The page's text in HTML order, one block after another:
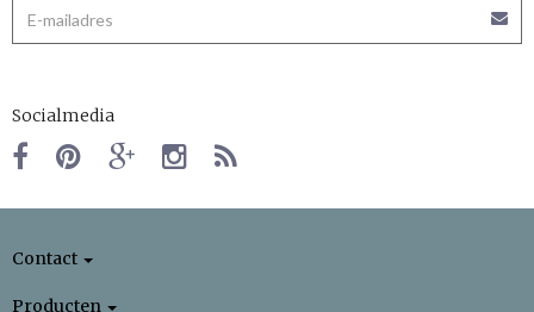
Socialmedia
Contact
Producten